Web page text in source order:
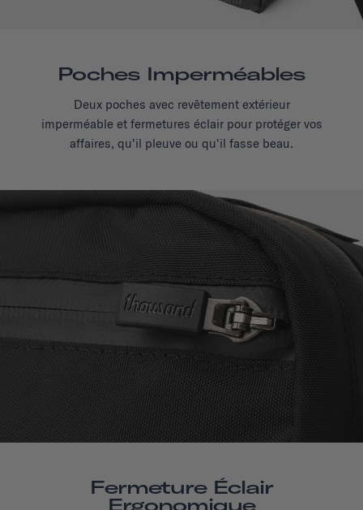
Poches Imperméables
Deux poches avec revêtement extérieur
imperméable et fermetures éclair pour protéger vos
affaires, qu'il pleuve ou qu'il fasse beau.
Fermeture Éclair
Ergonomique